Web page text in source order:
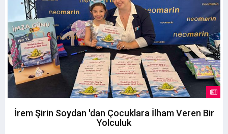
İrem Şirin Soydan 'dan Çocuklara İlham Veren Bir
Yolculuk